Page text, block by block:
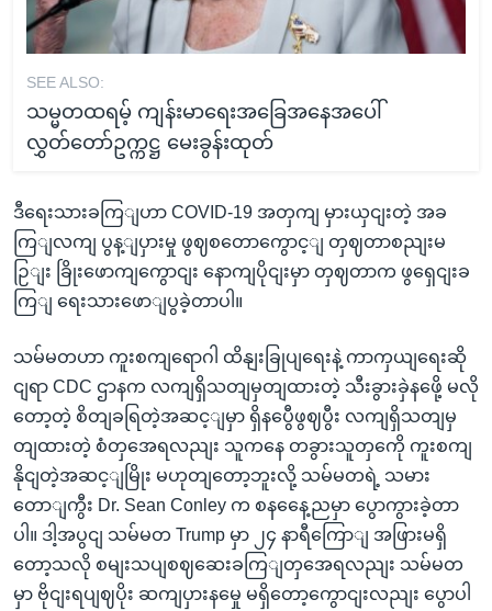
SEE ALSO:
သမ္မတထရမ့် ကျန်းမာရေးအခြေအနေအပေါ်
လွှတ်တော်ဥက္ကဋ္ဌ မေးခွန်းထုတ်
ဒီရေးသားခကြျဟာ COVID-19 အတှကျ မှားယှငျးတဲ့ အခ
ကြျလကျ ပွန့ျပှားမှု ဖွဈစတောကွောင့ျ တှဈတာစညျးမ
ဉြျး ခြိုးဖောကျကွောငျး နောကျပိုငျးမှာ တှဈတာက ဖွရှေငျးခ
ကြျ ရေးသားဖောျပွခဲ့တာပါ။
သမ်မတဟာ ကူးစကျရောဂါ ထိနျးခြုပျရေးနဲ့ ကာကှယျရေးဆို
ငျရာ CDC ဌာနက လကျရှိသတျမှတျထားတဲ့ သီးခွားခှဲနဖေို့ မလို
တော့တဲ့ စိတျခရြတဲ့အဆင့ျမှာ ရှိနပွေီဖွဈပွီး လကျရှိသတျမှ
တျထားတဲ့ စံတှအေရလညျး သူကနေ တခွားသူတှကေို ကူးစကျ
နိုငျတဲ့အဆင့ျမြိုး မဟုတျတော့ဘူးလို့ သမ်မတရဲ့ သမား
တောျကွီး Dr. Sean Conley က စနနေေ့ညမှာ ပွောကွားခဲ့တာ
ပါ။ ဒါ့အပွငျ သမ်မတ Trump မှာ ၂၄ နာရီကြောျ အဖြားမရှိ
တော့သလို စမျးသပျစဈဆေးခကြျတှအေရလညျး သမ်မတ
မှာ ဗိုငျးရပျဈပိုး ဆကျပှားနမှေု မရှိတော့ကွောငျးလညျး ပွောပါ